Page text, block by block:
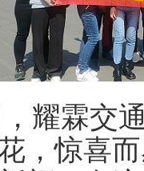
，耀霖交
，惊喜